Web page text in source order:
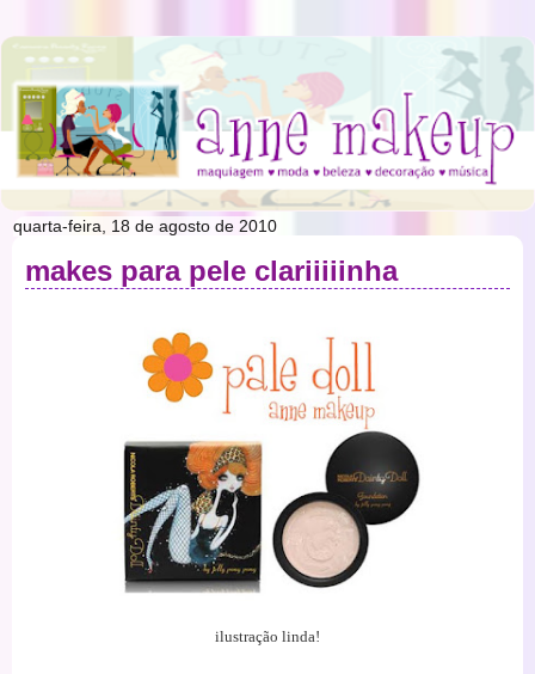
quarta-feira, 18 de agosto de 2010
makes para pele clariiiiinha
ilustração linda!